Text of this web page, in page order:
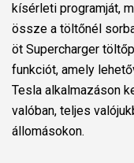
kísérleti programját,
össze a töltőnél
öt Supercharger
funkciót, amely
Tesla alkalmazáson
valóban, teljes
állomásokon.